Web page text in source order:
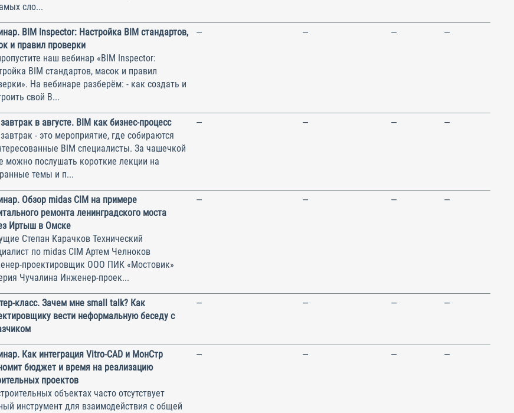
сло...
BIM Inspector: Настройка BIM стандартов,
и правил проверки
наш вебинар «BIM Inspector:
BIM стандартов, масок и правил
На вебинаре разберём: - как создать и
свой B...
— — — —
в августе. BIM как бизнес-процесс
- это мероприятие, где собираются
BIM специалисты. За чашечкой
можно послушать короткие лекции на
темы и п...
— — — —
Обзор midas СIM на примере
ремонта ленинградского моста
Иртыш в Омске
Степан Карачков Технический
по midas CIM Артем Челноков
проектировщик ООО ПИК «Мостовик»
Чучалина Инженер-проек...
— — — —
класс. Зачем мне small talk? Как
вести неформальную беседу с
— — — —
Как интеграция Vitro-CAD и МонСтр
бюджет и время на реализацию
проектов
объектах часто отсутствует
инструмент для взаимодействия с общей
— — — —